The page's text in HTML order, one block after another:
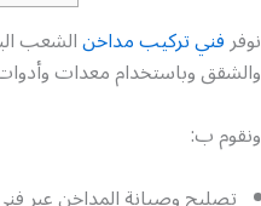
نوفرفني تركيب مداخنالشعب
والشقق وباستخدام معدات
ونقوم ب: